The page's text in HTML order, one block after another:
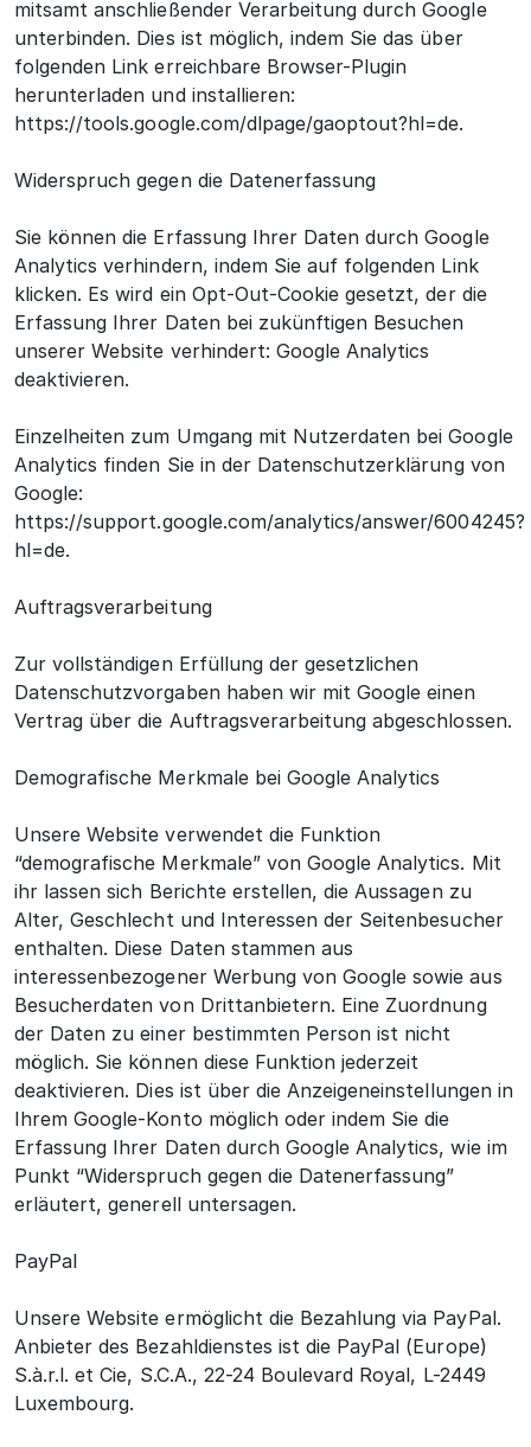
mitsamt anschließender Verarbeitung durch Google
unterbinden. Dies ist möglich, indem Sie das über
folgenden Link erreichbare Browser-Plugin
herunterladen und installieren:
https://tools.google.com/dlpage/gaoptout?hl=de.
Widerspruch gegen die Datenerfassung
Sie können die Erfassung Ihrer Daten durch Google
Analytics verhindern, indem Sie auf folgenden Link
klicken. Es wird ein Opt-Out-Cookie gesetzt, der die
Erfassung Ihrer Daten bei zukünftigen Besuchen
unserer Website verhindert: Google Analytics
deaktivieren.
Einzelheiten zum Umgang mit Nutzerdaten bei Google
Analytics finden Sie in der Datenschutzerklärung von
Google:
https://support.google.com/analytics/answer/6004245?
hl=de.
Auftragsverarbeitung
Zur vollständigen Erfüllung der gesetzlichen
Datenschutzvorgaben haben wir mit Google einen
Vertrag über die Auftragsverarbeitung abgeschlossen.
Demografische Merkmale bei Google Analytics
Unsere Website verwendet die Funktion
“demografische Merkmale” von Google Analytics. Mit
ihr lassen sich Berichte erstellen, die Aussagen zu
Alter, Geschlecht und Interessen der Seitenbesucher
enthalten. Diese Daten stammen aus
interessenbezogener Werbung von Google sowie aus
Besucherdaten von Drittanbietern. Eine Zuordnung
der Daten zu einer bestimmten Person ist nicht
möglich. Sie können diese Funktion jederzeit
deaktivieren. Dies ist über die Anzeigeneinstellungen in
Ihrem Google-Konto möglich oder indem Sie die
Erfassung Ihrer Daten durch Google Analytics, wie im
Punkt “Widerspruch gegen die Datenerfassung”
erläutert, generell untersagen.
PayPal
Unsere Website ermöglicht die Bezahlung via PayPal.
Anbieter des Bezahldienstes ist die PayPal (Europe)
S.à.r.l. et Cie, S.C.A., 22-24 Boulevard Royal, L-2449
Luxembourg.